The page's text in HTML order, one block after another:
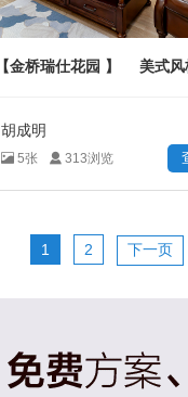
【金桥瑞仕花园 】 美式风
胡成明
5张 313浏览
1 2 下一页